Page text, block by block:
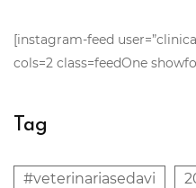
[instagram-feed
cols=2 class=feedOne
Tag
#veterinariasedavi